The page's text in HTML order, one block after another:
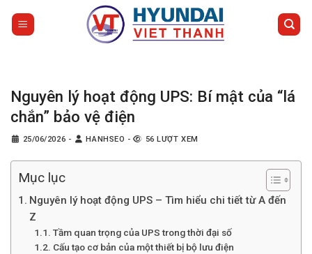
Nguyên lý hoạt động UPS: Bí mật của “lá
chắn” bảo vệ điện
25/06/2026 - HANHSEO - 56 LƯỢT XEM
Mục lục
Nguyên lý hoạt động UPS – Tìm hiểu chi tiết từ A đến
Z
Tầm quan trọng của UPS trong thời đại số
Cấu tạo cơ bản của một thiết bị bộ lưu điện